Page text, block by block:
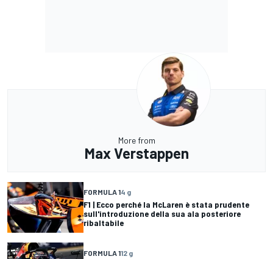
More from
Max Verstappen
FORMULA 14 g
F1 | Ecco perché la McLaren è stata prudente
sull'introduzione della sua ala posteriore
ribaltabile
FORMULA 112 g